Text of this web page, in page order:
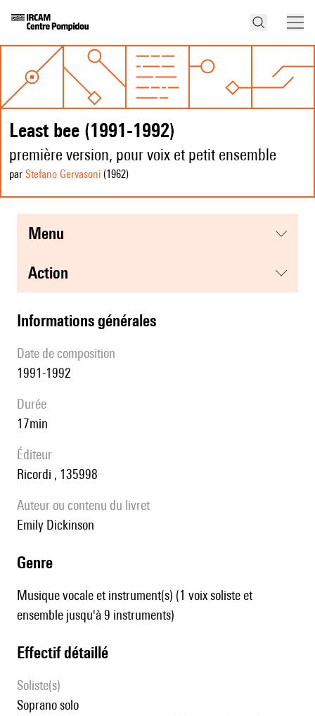
Least bee (1991-1992)
première version, pour voix et petit ensemble
par Stefano Gervasoni (1962)
menu
action
informations générales
date de composition
1991-1992
durée
17min
éditeur
Ricordi , 135998
Auteur ou contenu du livret
Emily Dickinson
genre
Musique vocale et instrument(s) (1 voix soliste et
ensemble jusqu'à 9 instruments)
effectif détaillé
Soliste(s)
soprano solo